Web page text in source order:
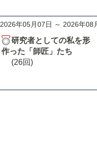
2026年05月07日 ～ 2026年08
研究者としての私を形
作った「師匠」たち
(26回)